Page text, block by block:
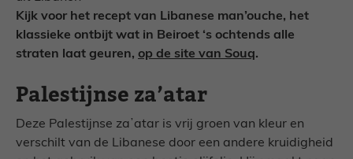
Kijk voor het recept van Libanese man’ouche, het
klassieke ontbijt wat in Beiroet ‘s ochtends alle
straten laat geuren, op de site van Souq.
Palestijnse za’atar
Deze Palestijnse zaʼatar is vrij groen van kleur en
verschilt van de Libanese door een andere kruidigheid